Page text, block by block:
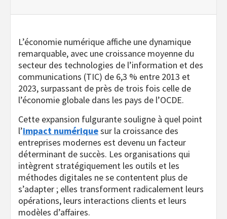
L’économie numérique affiche une dynamique
remarquable, avec une croissance moyenne du
secteur des technologies de l’information et des
communications (TIC) de 6,3 % entre 2013 et
2023, surpassant de près de trois fois celle de
l’économie globale dans les pays de l’OCDE.
Cette expansion fulgurante souligne à quel point
l’impact numériquesur la croissance des
entreprises modernes est devenu un facteur
déterminant de succès. Les organisations qui
intègrent stratégiquement les outils et les
méthodes digitales ne se contentent plus de
s’adapter ; elles transforment radicalement leurs
opérations, leurs interactions clients et leurs
modèles d’affaires.